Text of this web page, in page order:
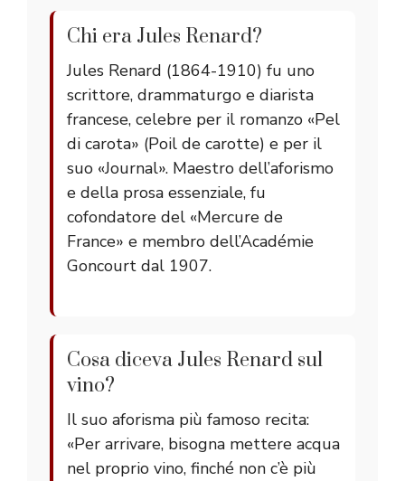
Chi era Jules Renard?
Jules Renard (1864-1910) fu uno
scrittore, drammaturgo e diarista
francese, celebre per il romanzo «Pel
di carota» (Poil de carotte) e per il
suo «Journal». Maestro dell’aforismo
e della prosa essenziale, fu
cofondatore del «Mercure de
France» e membro dell’Académie
Goncourt dal 1907.
Cosa diceva Jules Renard sul
vino?
Il suo aforisma più famoso recita:
«Per arrivare, bisogna mettere acqua
nel proprio vino, finché non c’è più